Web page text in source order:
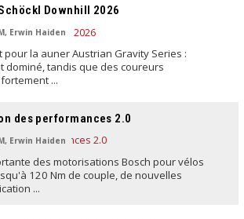
Downhill 2026
Erwin Haiden
la auner Austrian Gravity Series :
dominé, tandis que des coureurs
...
des performances 2.0
Erwin Haiden
des motorisations Bosch pour vélos
120 Nm de couple, de nouvelles
...